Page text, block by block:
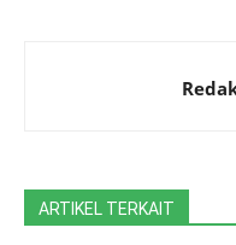
ARTIKEL TERKAIT